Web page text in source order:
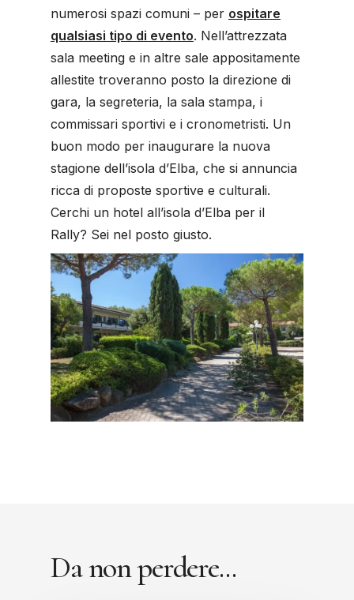
numerosi spazi comuni – per ospitare
qualsiasi tipo di evento. Nell’attrezzata
sala meeting e in altre sale appositamente
allestite troveranno posto la direzione di
gara, la segreteria, la sala stampa, i
commissari sportivi e i cronometristi. Un
buon modo per inaugurare la nuova
stagione dell’isola d’Elba, che si annuncia
ricca di proposte sportive e culturali.
Cerchi un hotel all’isola d’Elba per il
Rally? Sei nel posto giusto.
Da non perdere...